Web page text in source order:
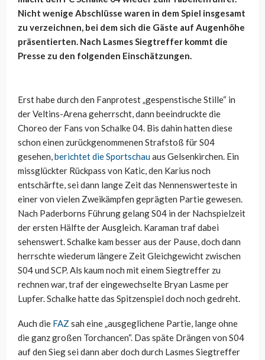
Nicht wenige Abschlüsse waren in dem Spiel insgesamt
zu verzeichnen, bei dem sich die Gäste auf Augenhöhe
präsentierten. Nach Lasmes Siegtreffer kommt die
Presse zu den folgenden Einschätzungen.
Erst habe durch den Fanprotest „gespenstische Stille“ in
der Veltins-Arena geherrscht, dann beeindruckte die
Choreo der Fans von Schalke 04. Bis dahin hatten diese
schon einen zurückgenommenen Strafstoß für S04
gesehen,berichtet die Sportschauaus Gelsenkirchen. Ein
missglückter Rückpass von Katic, den Karius noch
entschärfte, sei dann lange Zeit das Nennenswerteste in
einer von vielen Zweikämpfen geprägten Partie gewesen.
Nach Paderborns Führung gelang S04 in der Nachspielzeit
der ersten Hälfte der Ausgleich. Karaman traf dabei
sehenswert. Schalke kam besser aus der Pause, doch dann
herrschte wiederum längere Zeit Gleichgewicht zwischen
S04 und SCP. Als kaum noch mit einem Siegtreffer zu
rechnen war, traf der eingewechselte Bryan Lasme per
Lupfer. Schalke hatte das Spitzenspiel doch noch gedreht.
Auch die FAZ sah eine „ausgeglichene Partie, lange ohne
die ganz großen Torchancen“. Das späte Drängen von S04
auf den Sieg sei dann aber doch durch Lasmes Siegtreffer